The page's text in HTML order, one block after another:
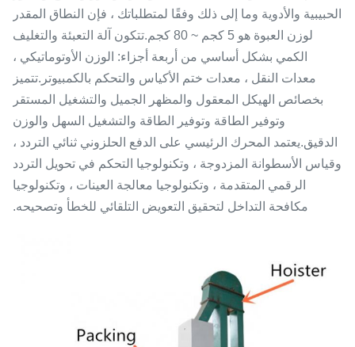
الحبيبية والأدوية وما إلى ذلك وفقًا لمتطلباتك ، فإن النطاق المقدر
لوزن العبوة هو 5 كجم ~ 80 كجم.تتكون آلة التعبئة والتغليف
الكمي بشكل أساسي من أربعة أجزاء: الوزن الأوتوماتيكي ،
معدات النقل ، معدات ختم الأكياس والتحكم بالكمبيوتر.تتميز
بخصائص الهيكل المعقول والمظهر الجميل والتشغيل المستقر
وتوفير الطاقة وتوفير الطاقة والتشغيل السهل والوزن
الدقيق.يعتمد المحرك الرئيسي على الدفع الحلزوني ثنائي التردد ،
وقياس الأسطوانة المزدوجة ، وتكنولوجيا التحكم في تحويل التردد
الرقمي المتقدمة ، وتكنولوجيا معالجة العينات ، وتكنولوجيا
مكافحة التداخل لتحقيق التعويض التلقائي للخطأ وتصحيحه.